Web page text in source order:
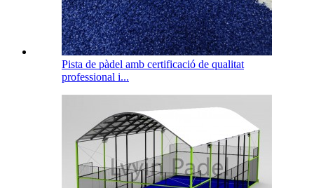
Pista de pàdel amb certificació de qualitat
professional i...